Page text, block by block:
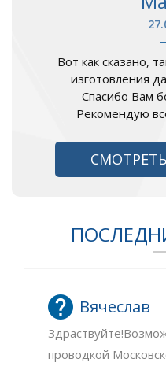
Вот как сказано,
изготовления
Спасибо Вам
Рекомендую
Вячеслав
проводкой